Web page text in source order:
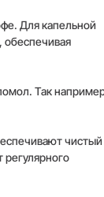
Для капельной
обеспечивая
Так
чистый